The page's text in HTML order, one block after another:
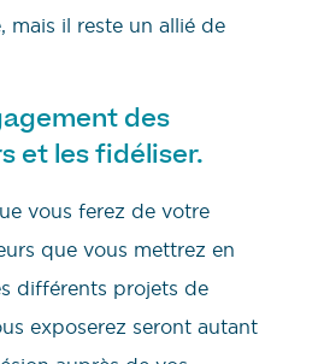
mais il reste un allié de
des
et les fidéliser.
vous ferez de votre
que vous mettrez en
différents projets de
exposerez seront autant